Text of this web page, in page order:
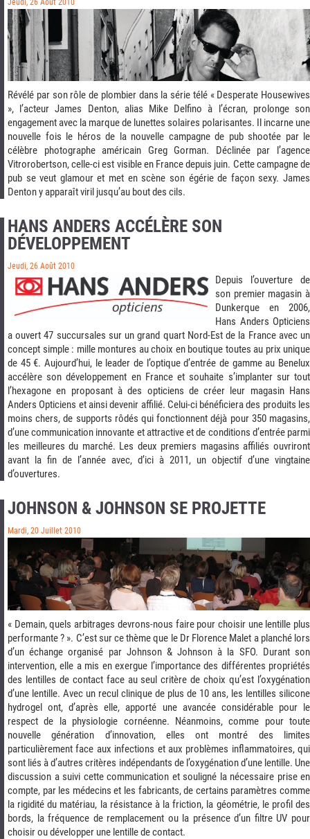
Jeudi, 26 Août 2010
Révélé par son rôle de plombier dans la série télé « Desperate Housewives
», l’acteur James Denton, alias Mike Delfino à l’écran, prolonge son
engagement avec la marque de lunettes solaires polarisantes. Il incarne une
nouvelle fois le héros de la nouvelle campagne de pub shootée par le
célèbre photographe américain Greg Gorman. Déclinée par l’agence
Vitrorobertson, celle-ci est visible en France depuis juin. Cette campagne de
pub se veut glamour et met en scène son égérie de façon sexy. James
Denton y apparaît viril jusqu’au bout des cils.
HANS ANDERS ACCÉLÈRE SON
DÉVELOPPEMENT
Jeudi, 26 Août 2010
Depuis l’ouverture de
son premier magasin à
Dunkerque en 2006,
Hans Anders Opticiens
a ouvert 47 succursales sur un grand quart Nord-Est de la France avec un
concept simple : mille montures au choix en boutique toutes au prix unique
de 45 €. Aujourd’hui, le leader de l’optique d’entrée de gamme au Benelux
accélère son développement en France et souhaite s’implanter sur tout
l’hexagone en proposant à des opticiens de créer leur magasin Hans
Anders Opticiens et ainsi devenir affilié. Celui-ci bénéficiera des produits les
moins chers, de supports rôdés qui fonctionnent déjà pour 350 magasins,
d’une communication innovante et attractive et de conditions d’entrée parmi
les meilleures du marché. Les deux premiers magasins affiliés ouvriront
avant la fin de l’année avec, d’ici à 2011, un objectif d’une vingtaine
d’ouvertures.
JOHNSON & JOHNSON SE PROJETTE
Mardi, 20 Juillet 2010
« Demain, quels arbitrages devrons-nous faire pour choisir une lentille plus
performante ? ». C’est sur ce thème que le Dr Florence Malet a planché lors
d’un échange organisé par Johnson & Johnson à la SFO. Durant son
intervention, elle a mis en exergue l’importance des différentes propriétés
des lentilles de contact face au seul critère de choix qu’est l’oxygénation
d’une lentille. Avec un recul clinique de plus de 10 ans, les lentilles silicone
hydrogel ont, d’après elle, apporté une avancée considérable pour le
respect de la physiologie cornéenne. Néanmoins, comme pour toute
nouvelle génération d’innovation, elles ont montré des limites
particulièrement face aux infections et aux problèmes inflammatoires, qui
sont liés à d’autres critères indépendants de l’oxygénation d’une lentille. Une
discussion a suivi cette communication et souligné la nécessaire prise en
compte, par les médecins et les fabricants, de certains paramètres comme
la rigidité du matériau, la résistance à la friction, la géométrie, le profil des
bords, la fréquence de remplacement ou la présence d’un filtre UV pour
choisir ou développer une lentille de contact.